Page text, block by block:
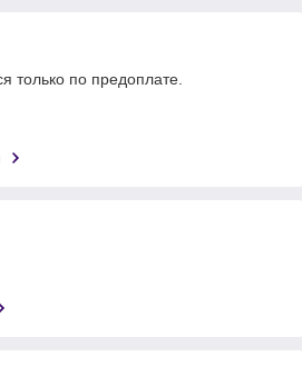
только по предоплате.